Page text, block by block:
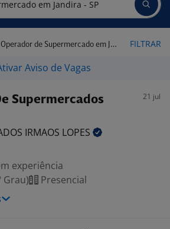
de Supermercado em Jandira - SP FILTRAR
Aviso de Vagas
Supermercados
21 jul
IRMAOS LOPES
experiência
Grau)
Presencial